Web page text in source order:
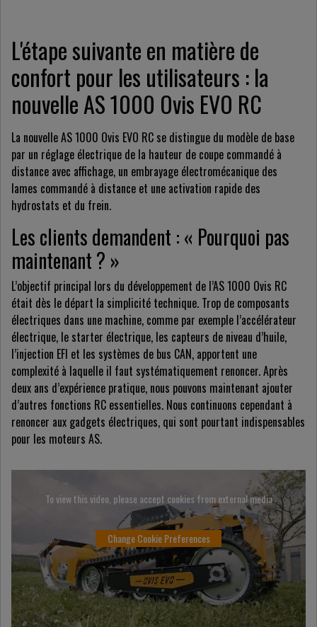
L'étape suivante en matière de
confort pour les utilisateurs : la
nouvelle AS 1000 Ovis EVO RC
La nouvelle AS 1000 Ovis EVO RC se distingue du modèle de base
par un réglage électrique de la hauteur de coupe commandé à
distance avec affichage, un embrayage électromécanique des
lames commandé à distance et une activation rapide des
hydrostats et du frein.
Les clients demandent : « Pourquoi pas
maintenant ? »
L’objectif principal lors du développement de l’AS 1000 Ovis RC
était dès le départ la simplicité technique. Trop de composants
électriques dans une machine, comme par exemple l’accélérateur
électrique, le starter électrique, les capteurs de niveau d’huile,
l’injection EFI et les systèmes de bus CAN, apportent une
complexité à laquelle il faut systématiquement renoncer. Après
deux ans d’expérience pratique, nous pouvons maintenant ajouter
d’autres fonctions RC essentielles. Nous continuons cependant à
renoncer aux gadgets électriques, qui sont pourtant indispensables
pour les moteurs AS.
To view this video, please accept cookies from external media
Change Cookie Preferences